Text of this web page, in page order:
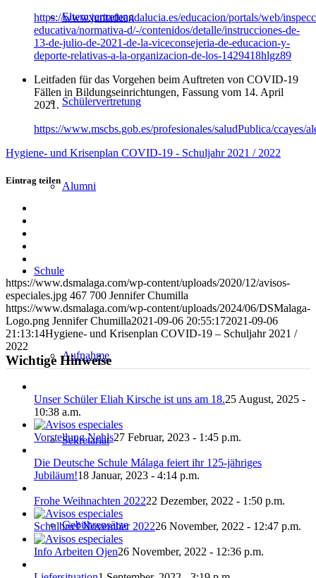
Elternvertretung
Schülervertretung
Alumni
Schule
Aufnahme
Sekretariat
Gebührensätze
https://www.juntadeandalucia.es/educacion/portals/web/
educativa/normativa-d/-/contenidos/detalle/instrucciones-de-
13-de-julio-de-2021-de-la-viceconsejeria-de-educacion-y-
deporte-relativas-a-la-organizacion-de-los-1429418hlgz89
Leitfaden für das Vorgehen beim Auftreten von COVID-19
Fällen in Bildungseinrichtungen, Fassung vom 14. April
2021.
https://www.mscbs.gob.es/profesionales/saludPublica/
Hygiene- und Krisenplan COVID-19 - Schuljahr 2021 / 2022
Eintrag teilen
LinkedIn
E-
Mail
teilen
https://www.dsmalaga.com/wp-content/uploads/2020/12/avisos-
especiales.jpg 467 700 Jennifer Chumilla
https://www.dsmalaga.com/wp-content/uploads/2024/06/DSMalaga-
Logo.png Jennifer Chumilla2021-09-06 20:55:172021-09-06
21:13:14Hygiene- und Krisenplan COVID-19 – Schuljahr 2021 /
2022
Wichtige Hinweise
Unser Schüler Eliah Kirsche ist uns am 18.25 August, 2025 -
10:38 a.m.
Vorstellung Nehls27 Februar, 2023 - 1:45 p.m.
Die Deutsche Schule Málaga feiert ihr 125-jähriges
Jubiläum!18 Januar, 2023 - 4:14 p.m.
Frohe Weihnachten 202222 Dezember, 2022 - 1:50 p.m.
Schulbrief November 202226 November, 2022 - 12:47 p.m.
Info Arbeiten Ojen26 November, 2022 - 12:36 p.m.